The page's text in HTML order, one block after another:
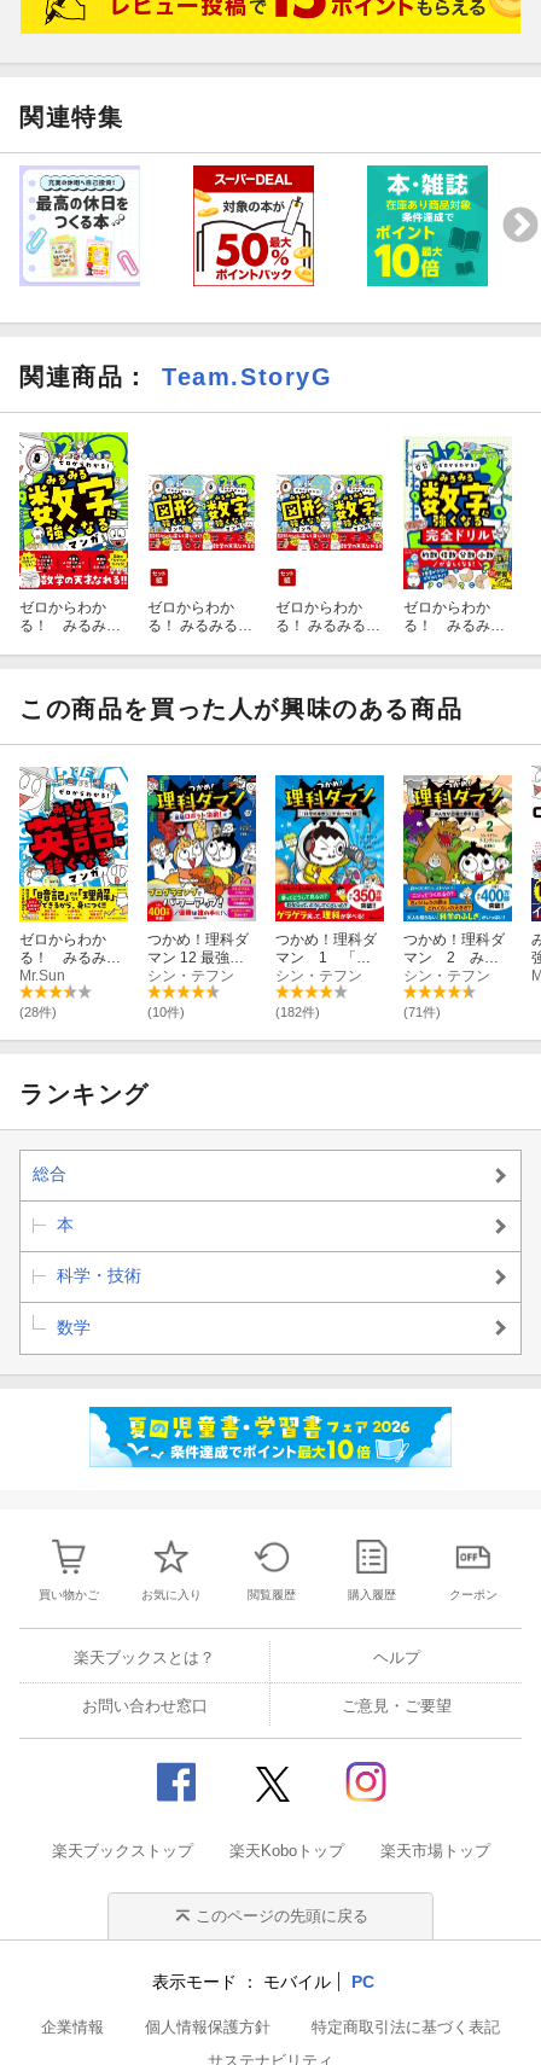
関連特集
関連商品 ： Team.StoryG
ゼロからわか
る！ みるみる
ゼロからわか
る！ みるみる図
マンガ 2冊セッ
ト
ゼロからわか
る！ みるみる図
マンガ 2冊セッ
ト
ゼロからわか
る！ みるみる
この商品を買った人が興味のある商品
ゼロからわか
る！ みるみる
英語に強くなる
マンガ
Mr.Sun
(28件)
つかめ！理科ダ
マン 12 最強ロ
ボット決戦！編
シン・テフン
(10件)
つかめ！理科ダ
マン 1 「科
学のキホン」が
身につく編
シン・テフン
(182件)
つかめ！理科ダ
マン 2 みん
なが恐竜に夢
中！編
シン・テフン
(71件)
ランキング
総合
本
科学・技術
数学
買い物かご お気に入り 閲覧履歴 購入履歴 クーポン
楽天ブックスとは？ ヘルプ
お問い合わせ窓口 ご意見・ご要望
楽天ブックストップ 楽天Koboトップ 楽天市場トップ
このページの先頭に戻る
表示モード モバイル PC
企業情報 個人情報保護方針
特定商取引法に基づく表記
サステナビリティ